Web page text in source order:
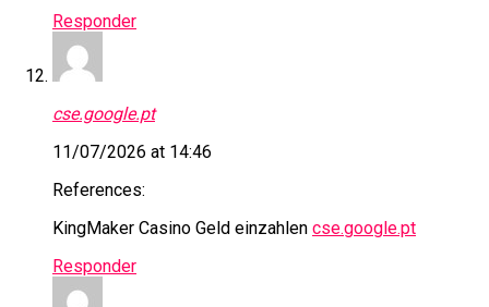
Responder
cse.google.pt
11/07/2026 at 14:46
References:
KingMaker Casino Geld einzahlen cse.google.pt
Responder